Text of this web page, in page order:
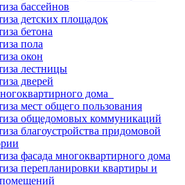
бассейнов
детских площадок
бетона
пола
окон
лестницы
дверей
дома
мест общего пользования
общедомовых коммуникаций
благоустройства придомовой
фасада многоквартирного дома
перепланировки квартиры и